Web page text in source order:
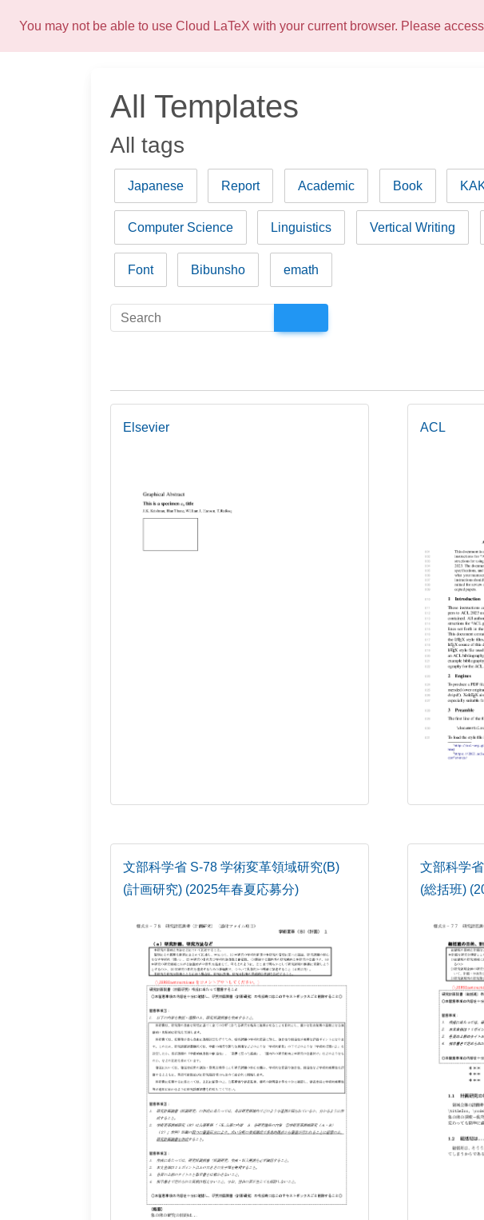
You may not be able to use Cloud LaTeX with your current browser. Please
All Templates
All tags
Japanese Report Academic Book
Computer Science Linguistics Vertical Writing
Font Bibunsho emath
Elsevier ACL
文部科学省 S-78 学術変革領域研究(B)
(計画研究) (2025年春夏応募分)
文部科学
(総括班)